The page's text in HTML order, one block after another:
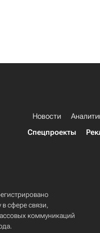
Новости
Спецпроекты
сфере связи,
коммуникаций